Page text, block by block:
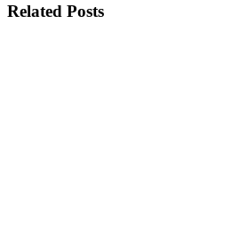
Related Posts